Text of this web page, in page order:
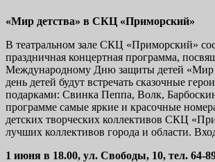
«Мир детства» в СКЦ «Приморский»
В театральном зале СКЦ «Приморский»
праздничная концертная программа,
Международному Дню защиты детей «Мир
день детей будут встречать сказочные
подарками: Свинка Пеппа, Волк,
программе самые яркие и красочные
детских творческих коллективов СКЦ
лучших коллективов города и области.
1 июня в 18.00, ул. Свободы, 10, тел. 64-